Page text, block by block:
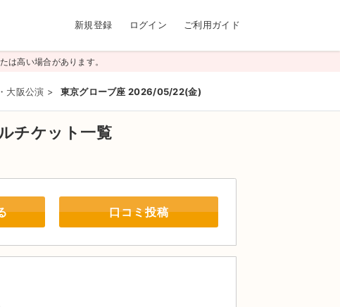
新規登録 ログイン ご利用ガイド
は高い場合があります。
大阪公演 > 東京グローブ座 2026/05/22(金)
チケット一覧
口コミ投稿